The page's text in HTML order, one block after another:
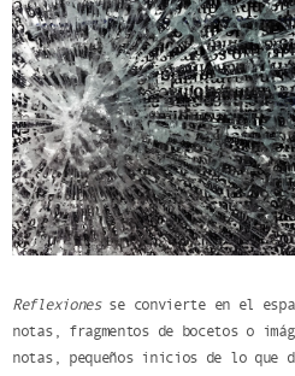
Reflexionesse convierte en el
notas, fragmentos de bocetos o
notas, pequeños inicios de lo que